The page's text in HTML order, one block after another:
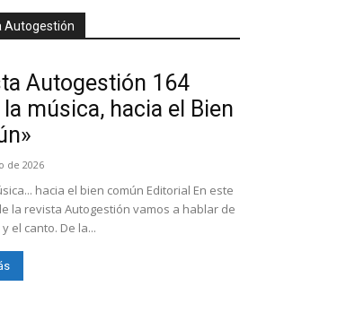
Autogestión
Autogestión 164
la música, hacia el Bien
de 2026
hacia el bien común Editorial En este
la revista Autogestión vamos a hablar de
el canto. De la...